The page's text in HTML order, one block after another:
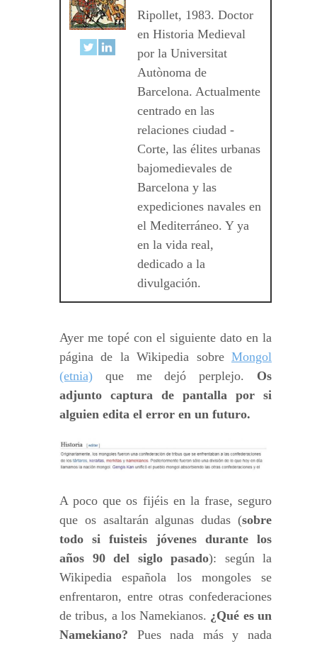
Ripollet, 1983. Doctor
en Historia Medieval
por la Universitat
Autònoma de
Barcelona. Actualmente
centrado en las
relaciones ciudad -
Corte, las élites urbanas
bajomedievales de
Barcelona y las
expediciones navales en
el Mediterráneo. Y ya
en la vida real,
dedicado a la
divulgación.
Ayer me topé con el siguiente dato en la
página de la Wikipedia sobre Mongol
(etnia) que me dejó perplejo. Os
adjunto captura de pantalla por si
alguien edita el error en un futuro.
A poco que os fijéis en la frase, seguro
que os asaltarán algunas dudas (sobre
todo si fuisteis jóvenes durante los
años 90 del siglo pasado): según la
Wikipedia española los mongoles se
enfrentaron, entre otras confederaciones
de tribus, a los Namekianos. ¿Qué es un
Namekiano? Pues nada más y nada